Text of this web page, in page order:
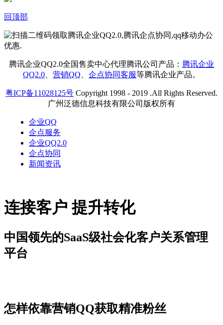
回顶部
腾讯企业QQ2.0全国售卖中心代理腾讯公司产品： 腾讯企业
QQ2.0
营销QQ 企点协同客服等腾讯企业产品。
粤ICP备11028125号 Copyright 1998 - 2019 .All Rights Reserved.
广州泛德信息科技有限公司版权所有
企业QQ
企点服务
企业QQ2.0
企点协同
新闻资讯
连接客户 提升转化
中国领先的SaaS级社会化客户关系管理
平台
怎样依靠营销QQ获取精准粉丝